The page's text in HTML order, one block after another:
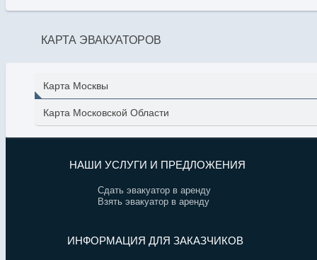
КАРТА ЭВАКУАТОРОВ
Карта Москвы
Карта Московской Области
НАШИ УСЛУГИ И ПРЕДЛОЖЕНИЯ
Сдать эвакуатор в аренду
Взять эвакуатор в аренду
ИНФОРМАЦИЯ ДЛЯ ЗАКАЗЧИКОВ